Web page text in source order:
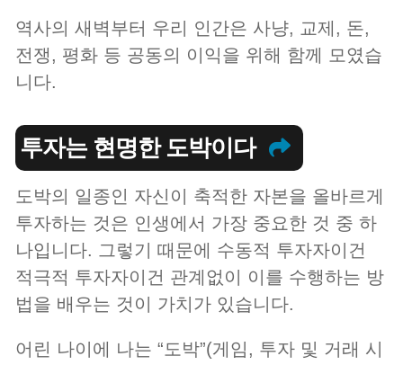
역사의 새벽부터 우리 인간은 사냥, 교제, 돈,
전쟁, 평화 등 공동의 이익을 위해 함께 모였습
니다.
투자는 현명한 도박이다
도박의 일종인 자신이 축적한 자본을 올바르게
투자하는 것은 인생에서 가장 중요한 것 중 하
나입니다. 그렇기 때문에 수동적 투자자이건
적극적 투자자이건 관계없이 이를 수행하는 방
법을 배우는 것이 가치가 있습니다.
어린 나이에 나는 “도박”(게임, 투자 및 거래 시